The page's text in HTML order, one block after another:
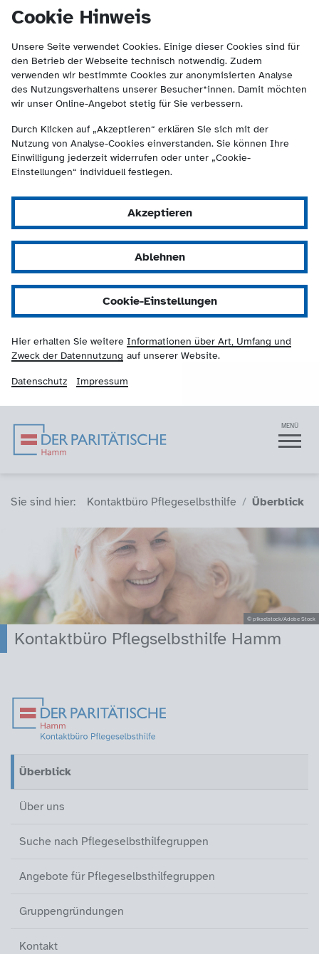
Cookie Hinweis
Unsere Seite verwendet Cookies. Einige dieser Cookies sind für
den Betrieb der Webseite technisch notwendig. Zudem
verwenden wir bestimmte Cookies zur anonymisierten Analyse
des Nutzungsverhaltens unserer Besucher*innen. Damit möchten
wir unser Online-Angebot stetig für Sie verbessern.
Durch Klicken auf „Akzeptieren“ erklären Sie sich mit der
Nutzung von Analyse-Cookies einverstanden. Sie können Ihre
Einwilligung jederzeit widerrufen oder unter „Cookie-
Einstellungen“ individuell festlegen.
Akzeptieren
Ablehnen
Cookie-Einstellungen
Hier erhalten Sie weitere Informationen über Art, Umfang und
Zweck der Datennutzung auf unserer Website.
Datenschutz Impressum
Der Paritätische
springen
(Kontakt und Suche) springen.
Navigation MENÜ
Sie sind hier (Breadcrumb)
Sie sind hier: Kontaktbüro Pflegeselbsthilfe Überblick
© pikselstock/Adobe Stock
Kontaktbüro Pflegselbsthilfe Hamm
Überblick (aktiv)
Überblick
Über uns
Über uns
Suche nach
Suche nach Pflegeselbsthilfegruppen
Angebote für
Angebote für Pflegeselbsthilfegruppen
Gruppengründungen
Gruppengründungen
Kontakt
Kontakt